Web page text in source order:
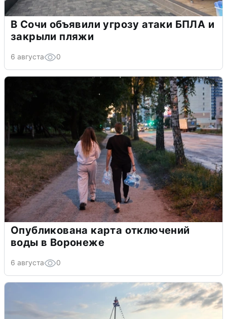
В Сочи объявили угрозу атаки БПЛА и
закрыли пляжи
6 августа 0
Опубликована карта отключений
воды в Воронеже
6 августа 0